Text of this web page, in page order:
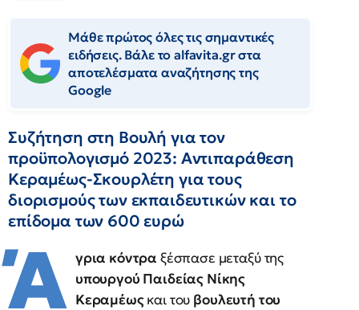
Μάθε πρώτος όλες τις σημαντικές
ειδήσεις. Βάλε το alfavita.gr στα
αποτελέσματα αναζήτησης της
Google
Συζήτηση στη Βουλή για τον
προϋπολογισμό 2023: Αντιπαράθεση
Κεραμέως-Σκουρλέτη για τους
διορισμούς των εκπαιδευτικών και το
επίδομα των 600 ευρώ
Ά γρια κόντρα ξέσπασε μεταξύ της
υπουργού Παιδείας Νίκης
Κεραμέωςκαι του βουλευτή του